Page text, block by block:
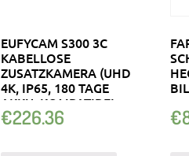
EUFYCAM S300 3C
KABELLOSE
ZUSATZKAMERA (UHD
4K, IP65, 180 TAGE
AKKU, KOMPATIBEL
€226.36 €